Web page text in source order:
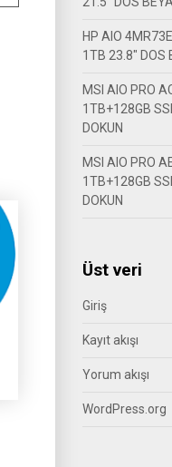
HP AIO
1TB 23.8″ DOS
MSI AIO PRO
1TB+128GB
DOKUN
MSI AIO PRO
1TB+128GB
DOKUN
Üst veri
Giriş
Kayıt akışı
Yorum akışı
WordPress.org